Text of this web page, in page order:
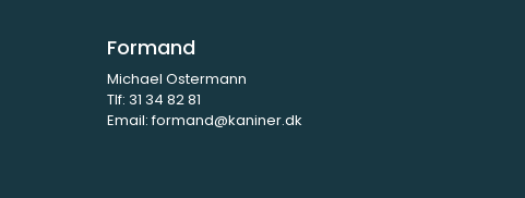
Formand
Michael Ostermann
Tlf: 31 34 82 81
Email:formand@kaniner.dk